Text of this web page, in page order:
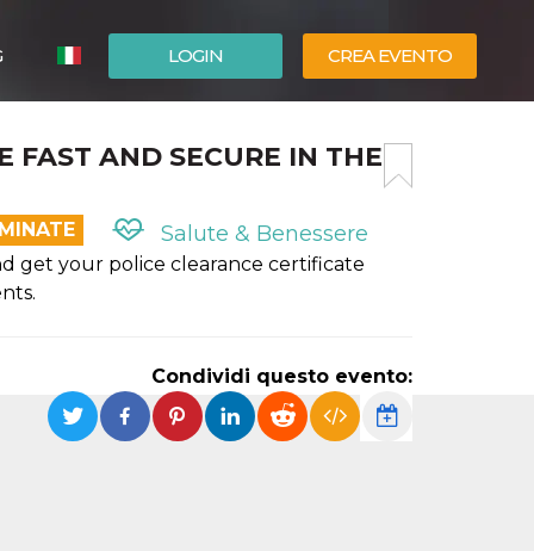
LOGIN CREA EVENTO
ENGLISH
FAST AND SECURE IN THE
Salute & Benessere
get your police clearance certificate
Condividi questo evento: